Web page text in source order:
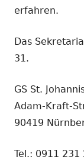
erfahren.
Das
31.
GS St.
Adam-Kraft-
90419
Tel.: 0911 231